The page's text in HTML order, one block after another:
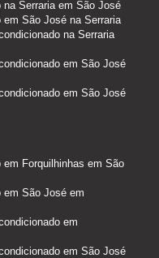
na Serraria em São José
em São José na Serraria
na Serraria
em São José
em São José
Forquilhinhas em São
em São José em
em
em São José